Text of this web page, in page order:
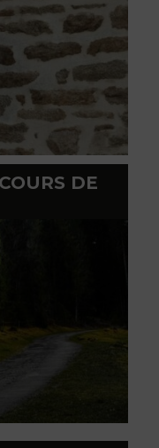
DE